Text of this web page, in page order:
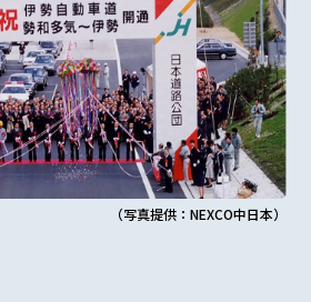
（写真提供：NEXCO中日本）